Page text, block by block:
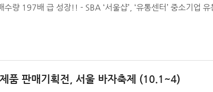
량 197배 급 성장!! - SBA ‘서울샵’, ‘유통센터’ 중소기업 유
품 판매기획전, 서울 바자축제 (10.1~4)